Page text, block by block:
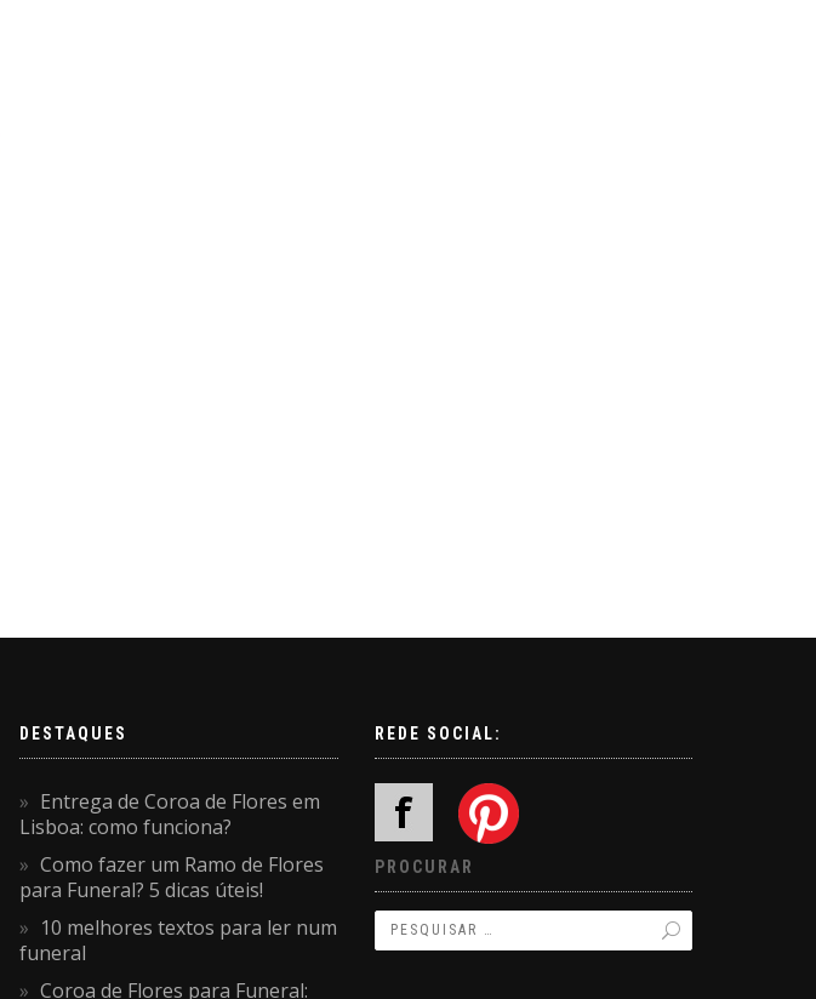
DESTAQUES
Entrega de Coroa de Flores em
Lisboa: como funciona?
Como fazer um Ramo de Flores
para Funeral? 5 dicas úteis!
10 melhores textos para ler num
funeral
Coroa de Flores para Funeral:
REDE SOCIAL:
PROCURAR